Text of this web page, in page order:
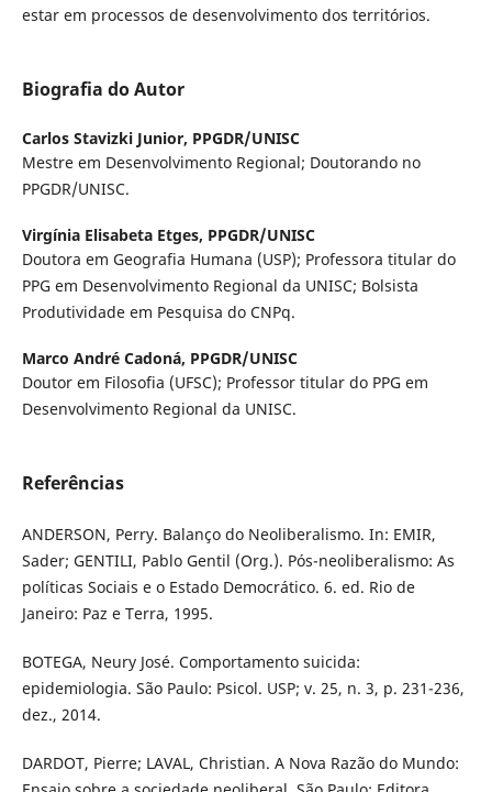
estar em processos de desenvolvimento dos territórios.
Biografia do Autor
Carlos Stavizki Junior, PPGDR/UNISC
Mestre em Desenvolvimento Regional; Doutorando no
PPGDR/UNISC.
Virgínia Elisabeta Etges, PPGDR/UNISC
Doutora em Geografia Humana (USP); Professora titular do
PPG em Desenvolvimento Regional da UNISC; Bolsista
Produtividade em Pesquisa do CNPq.
Marco André Cadoná, PPGDR/UNISC
Doutor em Filosofia (UFSC); Professor titular do PPG em
Desenvolvimento Regional da UNISC.
Referências
ANDERSON, Perry. Balanço do Neoliberalismo. In: EMIR,
Sader; GENTILI, Pablo Gentil (Org.). Pós-neoliberalismo: As
políticas Sociais e o Estado Democrático. 6. ed. Rio de
Janeiro: Paz e Terra, 1995.
BOTEGA, Neury José. Comportamento suicida:
epidemiologia. São Paulo: Psicol. USP; v. 25, n. 3, p. 231-236,
dez., 2014.
DARDOT, Pierre; LAVAL, Christian. A Nova Razão do Mundo: